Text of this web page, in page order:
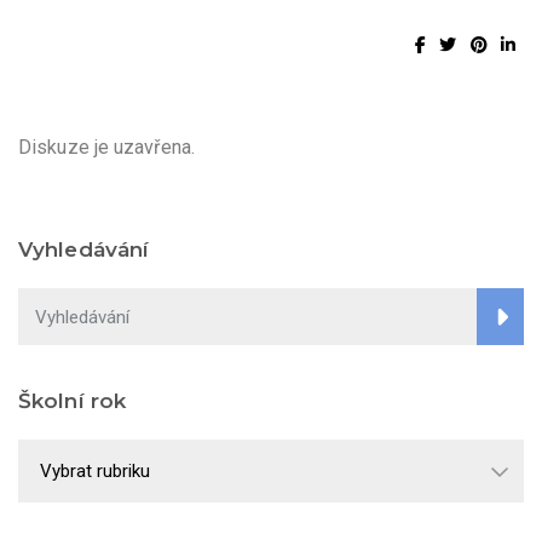
Diskuze je uzavřena.
Vyhledávání
Školní rok
rok